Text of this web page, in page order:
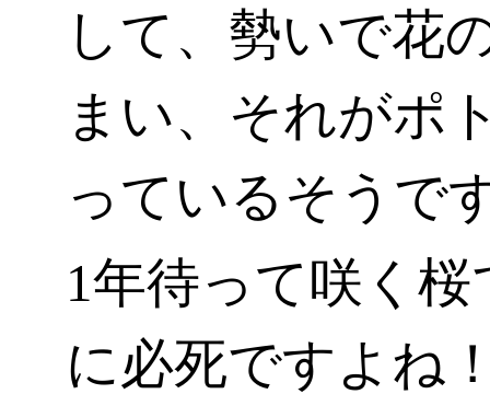
して、勢いで花
まい、それがポ
っているそうで
1年待って咲く
に必死ですよね